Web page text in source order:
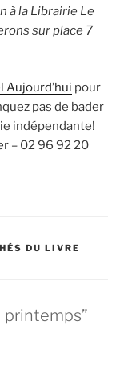
à la Librairie Le
sur place 7
Aujourd’hui pour
pas de bader
indépendante!
– 02 96 92 20
DU LIVRE
printemps”